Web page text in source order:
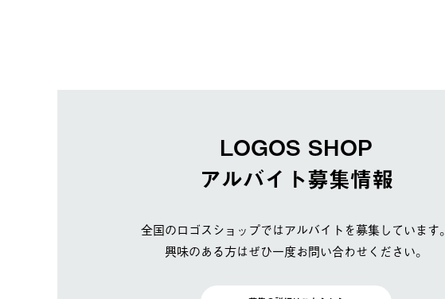
LOGOS SHOP
アルバイト募集情報
全国のロゴスショップではアルバイトを募集しています。
興味のある方はぜひ一度お問い合わせください。